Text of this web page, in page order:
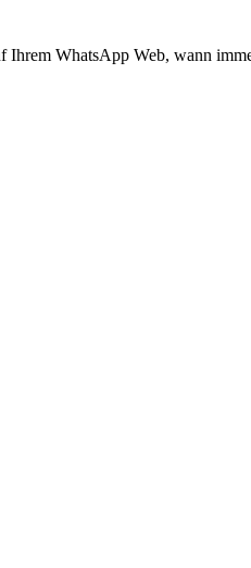
Ihrem WhatsApp Web, wann